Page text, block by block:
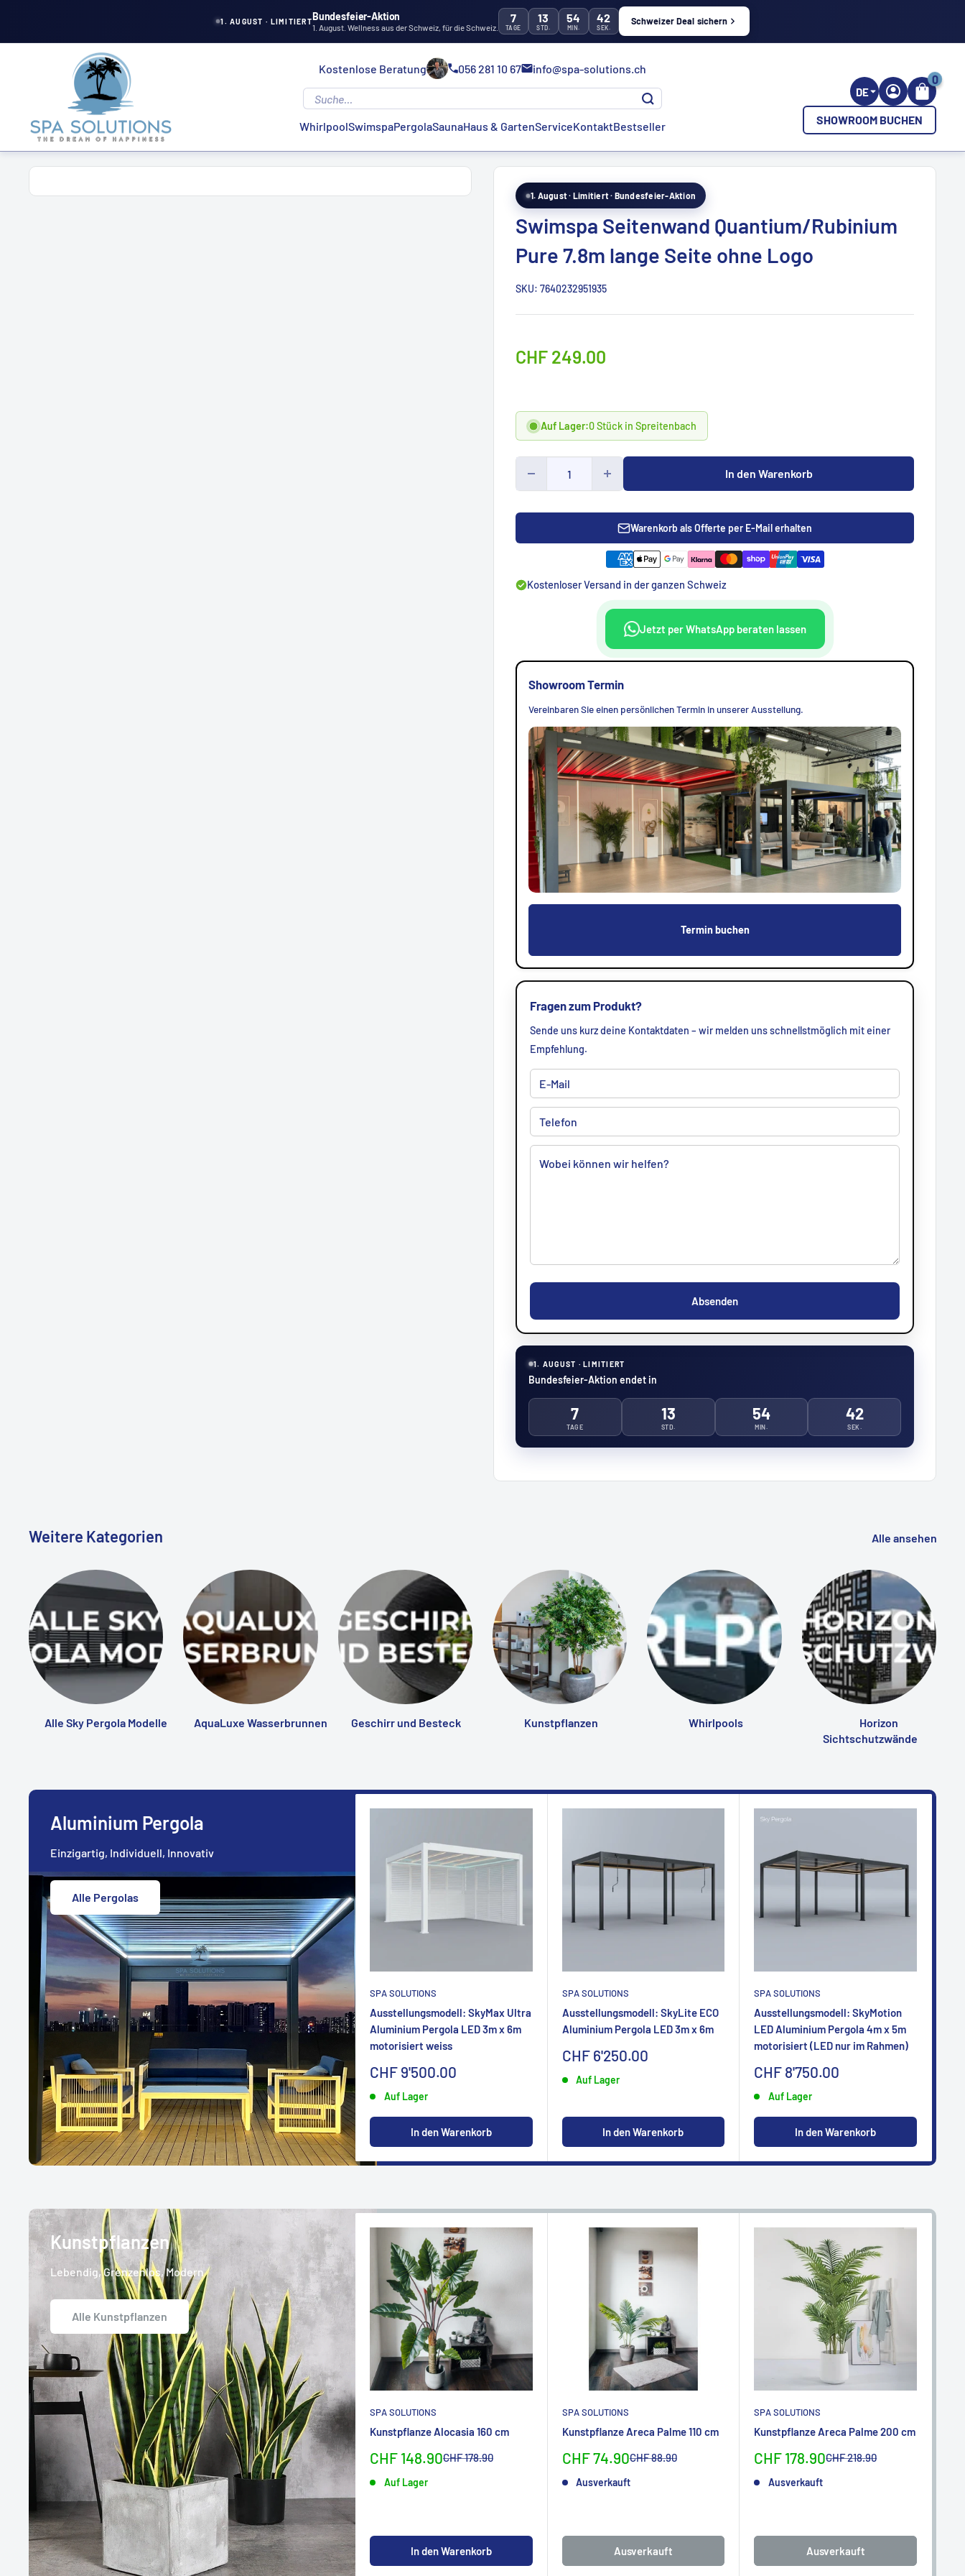
1. AUGUST · LIMITIERTBundesfeier-Aktion
1. August. Wellness aus der Schweiz, für die Schweiz.
7
TAGE
13
STD.
54
MIN.
41
SEK.
Schweizer Deal sichern
Solutions
Kostenlose Beratung 056 281 10 67 info@spa-solutions.ch
WhirlpoolSwimspaPergolaSaunaHaus & GartenServiceKontaktBestseller
DE
0
SHOWROOM BUCHEN
1. August · Limitiert · Bundesfeier-Aktion
Swimspa Seitenwand Quantium/Rubinium
Pure 7.8m lange Seite ohne Logo
SKU: 7640232951935
Sonderpreis
CHF 249.00
Auf Lager:0 Stück in Spreitenbach
In den Warenkorb
Warenkorb als Offerte per E-Mail erhalten
Kostenloser Versand in der ganzen Schweiz
Jetzt per WhatsApp beraten lassen
Showroom Termin
Vereinbaren Sie einen persönlichen Termin in unserer Ausstellung.
Termin buchen
Fragen zum Produkt?
Sende uns kurz deine Kontaktdaten – wir melden uns schnellstmöglich mit einer
Empfehlung.
Absenden
1. AUGUST · LIMITIERT
Bundesfeier-Aktion endet in
7
TAGE
13
STD.
54
MIN.
40
SEK.
Weitere Kategorien Alle ansehen
Alle Sky Pergola Modelle AquaLuxe Wasserbrunnen Geschirr und Besteck Kunstpflanzen Whirlpools
Horizon
Sichtschutzwände
Aluminium Pergola
Einzigartig, Individuell, Innovativ
Alle Pergolas
SPA SOLUTIONS
Ausstellungsmodell: SkyMax Ultra
Aluminium Pergola LED 3m x 6m
motorisiert weiss
Sonderpreis
CHF 9'500.00
Auf Lager
In den Warenkorb
SPA SOLUTIONS
Ausstellungsmodell: SkyLite ECO
Aluminium Pergola LED 3m x 6m
Sonderpreis
CHF 6'250.00
Auf Lager
In den Warenkorb
SPA SOLUTIONS
Ausstellungsmodell: SkyMotion
LED Aluminium Pergola 4m x 5m
motorisiert (LED nur im Rahmen)
Sonderpreis
CHF 8'750.00
Auf Lager
In den Warenkorb
Kunstpflanzen
Lebendig, Grenzenlos, Modern
Alle Kunstpflanzen
SPA SOLUTIONS
Kunstpflanze Alocasia 160 cm
Sonderpreis
CHF 148.90Normalpreis
CHF 178.90
Auf Lager
In den Warenkorb
SPA SOLUTIONS
Kunstpflanze Areca Palme 110 cm
Sonderpreis
CHF 74.90Normalpreis
CHF 88.90
Ausverkauft
Ausverkauft
SPA SOLUTIONS
Kunstpflanze Areca Palme 200 cm
Sonderpreis
CHF 178.90Normalpreis
CHF 218.90
Ausverkauft
Ausverkauft